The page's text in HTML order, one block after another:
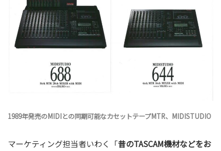
1989年発売のMIDIとの同期可能なカセットテープMTR、MIDISTUDIO
マーケティング担当者いわく「昔のTASCAM機材などをお